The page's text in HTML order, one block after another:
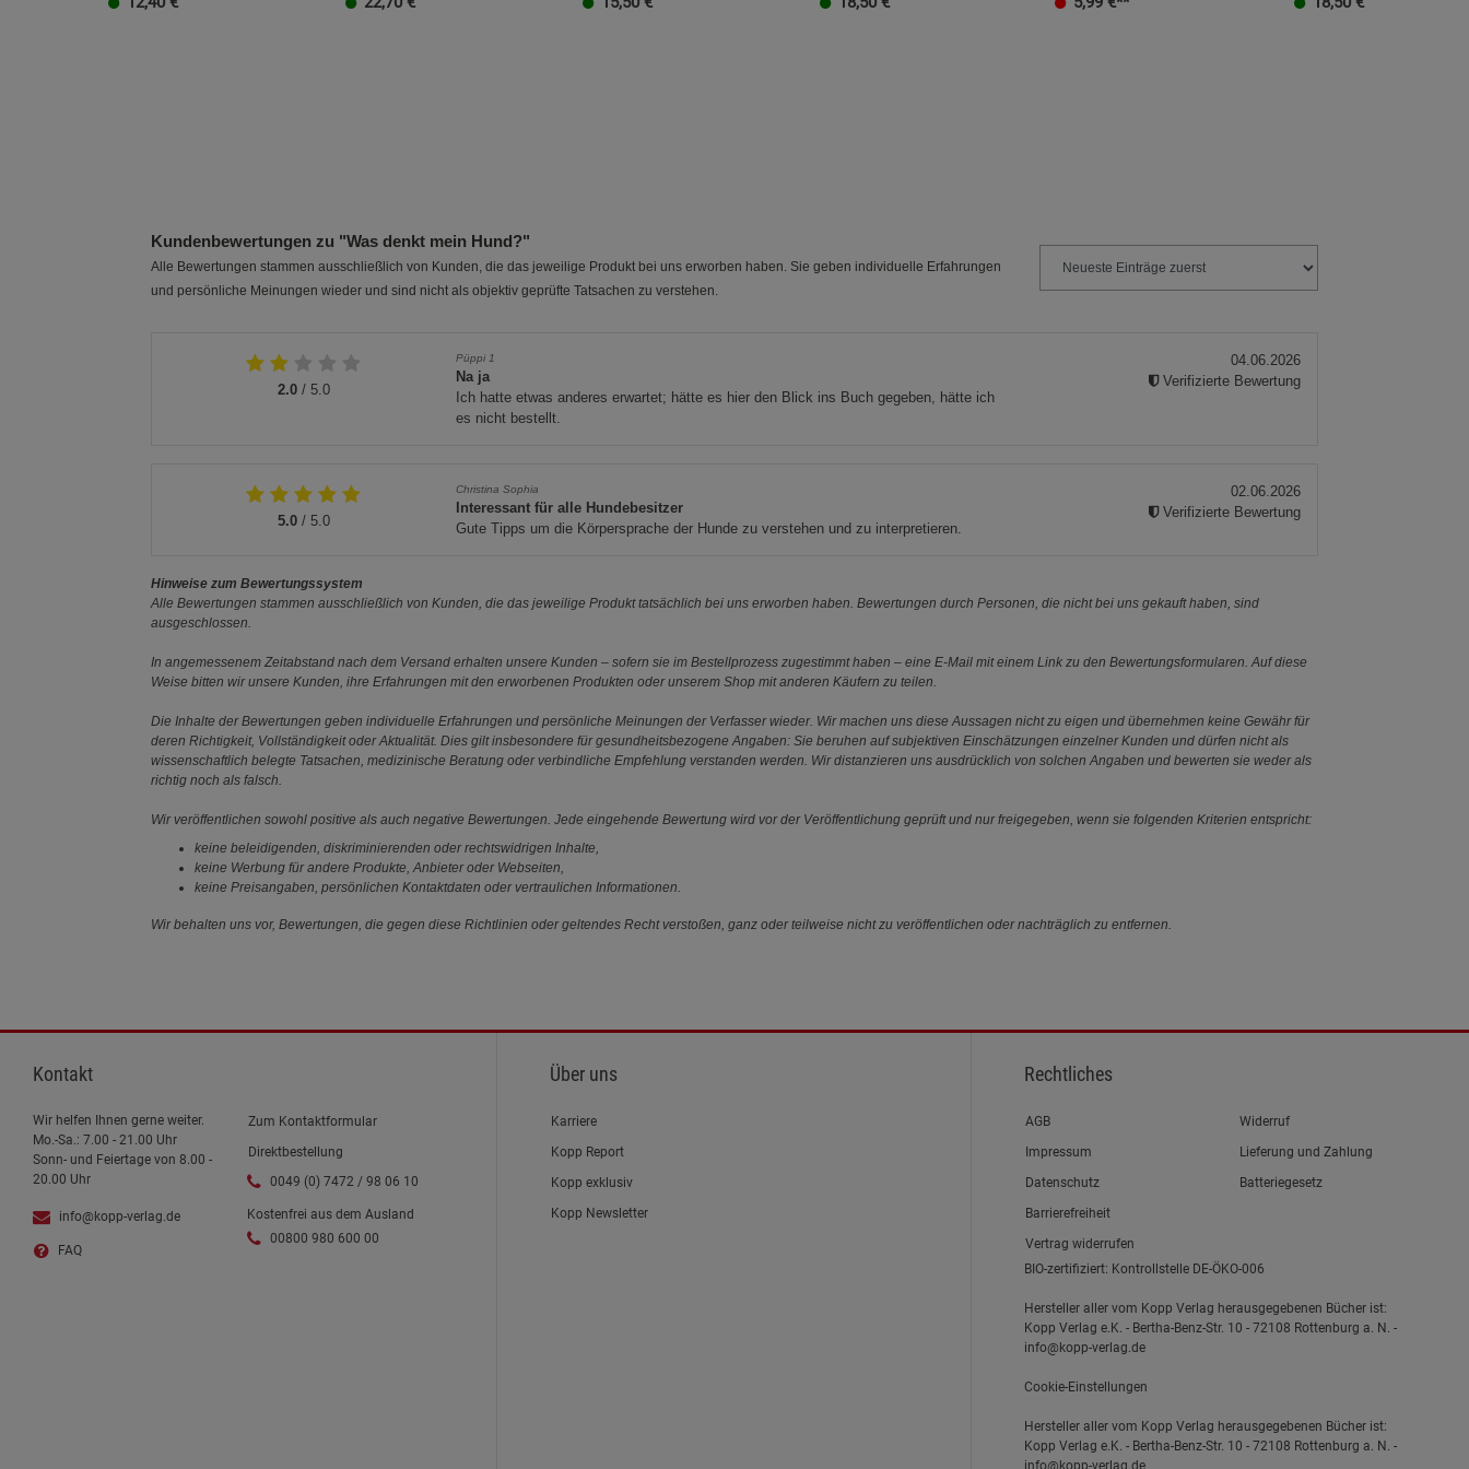
Kundenbewertungen zu "Was denkt mein Hund?"
Alle Bewertungen stammen ausschließlich von Kunden, die das jeweilige Produkt bei uns erworben haben. Sie geben individuelle Erfahrungen
und persönliche Meinungen wieder und sind nicht als objektiv geprüfte Tatsachen zu verstehen.
2.0/ 5.0
Püppi 1
Na ja
Ich hatte etwas anderes erwartet; hätte es hier den Blick ins Buch gegeben, hätte ich
es nicht bestellt.
04.06.2026
Verifizierte Bewertung
5.0/ 5.0
Christina Sophia
Interessant für alle Hundebesitzer
Gute Tipps um die Körpersprache der Hunde zu verstehen und zu interpretieren.
02.06.2026
Verifizierte Bewertung
Hinweise zum Bewertungssystem
Alle Bewertungen stammen ausschließlich von Kunden, die das jeweilige Produkt tatsächlich bei uns erworben haben. Bewertungen durch Personen, die nicht bei uns gekauft haben, sind
ausgeschlossen.
In angemessenem Zeitabstand nach dem Versand erhalten unsere Kunden – sofern sie im Bestellprozess zugestimmt haben – eine E-Mail mit einem Link zu den Bewertungsformularen. Auf diese
Weise bitten wir unsere Kunden, ihre Erfahrungen mit den erworbenen Produkten oder unserem Shop mit anderen Käufern zu teilen.
Die Inhalte der Bewertungen geben individuelle Erfahrungen und persönliche Meinungen der Verfasser wieder. Wir machen uns diese Aussagen nicht zu eigen und übernehmen keine Gewähr für
deren Richtigkeit, Vollständigkeit oder Aktualität. Dies gilt insbesondere für gesundheitsbezogene Angaben: Sie beruhen auf subjektiven Einschätzungen einzelner Kunden und dürfen nicht als
wissenschaftlich belegte Tatsachen, medizinische Beratung oder verbindliche Empfehlung verstanden werden. Wir distanzieren uns ausdrücklich von solchen Angaben und bewerten sie weder als
richtig noch als falsch.
Wir veröffentlichen sowohl positive als auch negative Bewertungen. Jede eingehende Bewertung wird vor der Veröffentlichung geprüft und nur freigegeben, wenn sie folgenden Kriterien entspricht:
keine beleidigenden, diskriminierenden oder rechtswidrigen Inhalte,
keine Werbung für andere Produkte, Anbieter oder Webseiten,
keine Preisangaben, persönlichen Kontaktdaten oder vertraulichen Informationen.
Wir behalten uns vor, Bewertungen, die gegen diese Richtlinien oder geltendes Recht verstoßen, ganz oder teilweise nicht zu veröffentlichen oder nachträglich zu entfernen.
Kontakt
Wir helfen Ihnen gerne weiter.
Mo.-Sa.: 7.00 - 21.00 Uhr
Sonn- und Feiertage von 8.00 -
20.00 Uhr
info@kopp-verlag.de
FAQ
Zum Kontaktformular
Direktbestellung
0049 (0) 7472 / 98 06 10
Kostenfrei aus dem Ausland
00800 980 600 00
Über uns
Karriere
Kopp Report
Kopp exklusiv
Kopp Newsletter
Rechtliches
Link zum/zur
AGB
Link zum/zur
Impressum
Link zum/zur
Datenschutz
Link zum/zur
Barrierefreiheit
Vertrag widerrufen
Widerruf
Lieferung und Zahlung
Batteriegesetz
BIO-zertifiziert: Kontrollstelle DE-ÖKO-006
Hersteller aller vom Kopp Verlag herausgegebenen Bücher ist:
Kopp Verlag e.K. - Bertha-Benz-Str. 10 - 72108 Rottenburg a. N. -
info@kopp-verlag.de
Cookie-Einstellungen
Hersteller aller vom Kopp Verlag herausgegebenen Bücher ist:
Kopp Verlag e.K. - Bertha-Benz-Str. 10 - 72108 Rottenburg a. N. -
Cookie-Informationen anzeigen